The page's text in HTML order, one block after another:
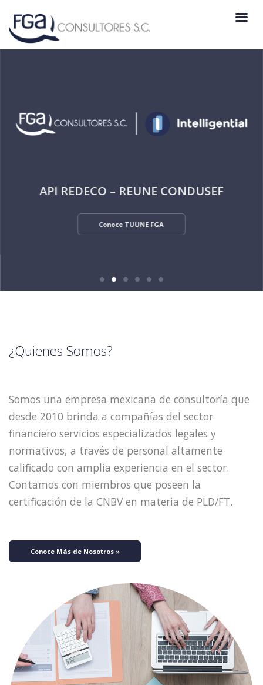
API REDECO – REUNE CONDUSEF
Conoce TUUNE FGA
¿Quienes Somos?
Somos una empresa mexicana de consultoría que
desde 2010 brinda a compañías del sector
financiero servicios especializados legales y
normativos, a través de personal altamente
calificado con amplia experiencia en el sector.
Contamos con miembros que poseen la
certificación de la CNBV en materia de PLD/FT.
Conoce Más de Nosotros »